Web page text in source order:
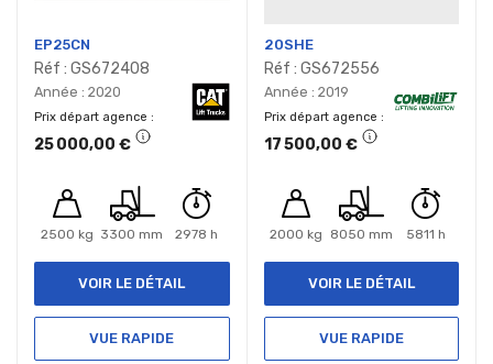
EP25CN
Réf : GS672408
Année : 2020
Prix départ agence
25 000,00 €
2500 kg 3300 mm 2978 h
VOIR LE DÉTAIL
VUE RAPIDE
20SHE
Réf : GS672556
Année : 2019
Prix départ agence
17 500,00 €
2000 kg 8050 mm 5811 h
VOIR LE DÉTAIL
VUE RAPIDE